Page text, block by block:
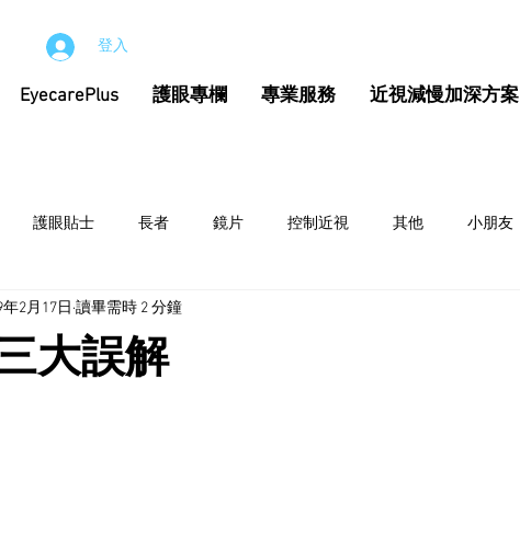
登入
EyecarePlus 護眼專欄 專業服務 近視減慢加深方案
護眼貼士 長者 鏡片 控制近視 其他 小朋友
大誤解
年2月17日 讀畢需時 2 分鐘